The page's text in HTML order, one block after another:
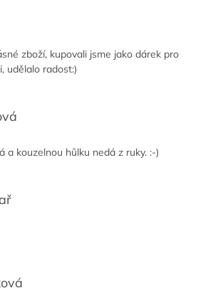
zboží, kupovali jsme jako dárek pro
udělalo radost:)
a kouzelnou hůlku nedá z ruky. :-)